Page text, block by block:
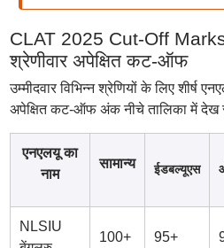
CLAT 2025 Cut-Off
श्रेणीवार अपेक्षित कट-ऑफ
उम्मीदवार विभिन्न श्रेणियों के लिए शीर्ष
अपेक्षित कट-ऑफ अंक नीचे तालिका में
एनएलयू का
नाम
सामान्य ईडबल्यूएस
NLSIU
100+ 95+